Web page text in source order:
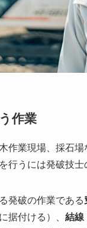
作業
作業現場、採石
行うには発破技士
発破の作業である
据付ける）、 結線